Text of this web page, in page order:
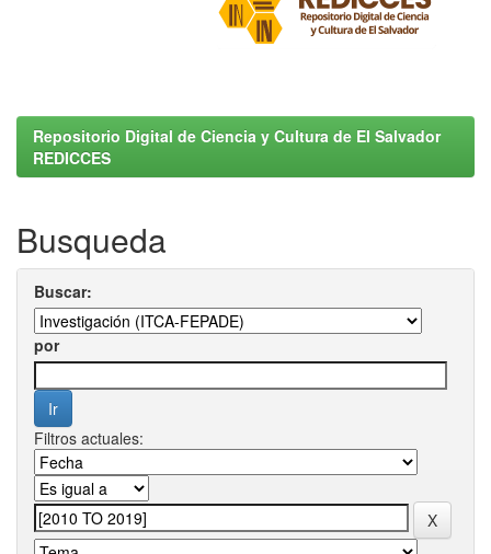
Repositorio Digital de Ciencia y Cultura de El Salvador
REDICCES
Busqueda
Buscar:
por
Filtros actuales: